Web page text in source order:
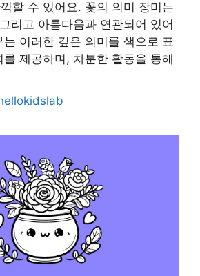
할 수 있어요. 꽃의 의미 장미는
리고 아름다움과 연관되어 있어
는 이러한 깊은 의미를 색으로 표
제공하며, 차분한 활동을 통해